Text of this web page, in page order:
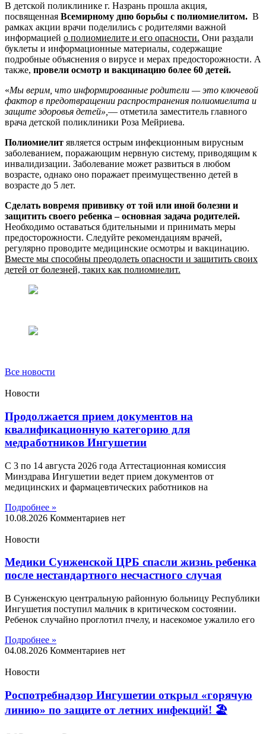
В детской поликлинике г. Назрань прошла акция,
посвященная Всемирному дню борьбы с полиомиелитом. В
рамках акции врачи поделились с родителями важной
информацией о полиомиелите и его опасности. Они раздали
буклеты и информационные материалы, содержащие
подробные объяснения о вирусе и мерах предосторожности. А
также, провели осмотр и вакцинацию более 60 детей.
«Мы верим, что информированные родители — это ключевой
фактор в предотвращении распространения полиомиелита и
защите здоровья детей», — отметила заместитель главного
врача детской поликлиники Роза Мейриева.
Полиомиелит является острым инфекционным вирусным
заболеванием, поражающим нервную систему, приводящим к
инвалидизации. Заболевание может развиться в любом
возрасте, однако оно поражает преимущественно детей в
возрасте до 5 лет.
Сделать вовремя прививку от той или иной болезни и
защитить своего ребенка – основная задача родителей.
Необходимо оставаться бдительными и принимать меры
предосторожности. Следуйте рекомендациям врачей,
регулярно проводите медицинские осмотры и вакцинацию.
Вместе мы способны преодолеть опасности и защитить своих
детей от болезней, таких как полиомиелит.
Все новости
Новости
Продолжается прием документов на
квалификационную категорию для
медработников Ингушетии
С 3 по 14 августа 2026 года Аттестационная комиссия
Минздрава Ингушетии ведет прием документов от
медицинских и фармацевтических работников на
Подробнее »
10.08.2026 Комментариев нет
Новости
Медики Сунженской ЦРБ спасли жизнь ребенка
после нестандартного несчастного случая
В Сунженскую центральную районную больницу Республики
Ингушетия поступил мальчик в критическом состоянии.
Ребенок случайно проглотил пчелу, и насекомое ужалило его
Подробнее »
04.08.2026 Комментариев нет
Новости
Роспотребнадзор Ингушетии открыл «горячую
линию» по защите от летних инфекций! 🏖